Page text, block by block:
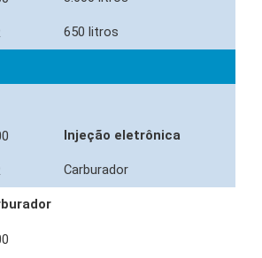
650 litros
Injeção eletrônica
Carburador